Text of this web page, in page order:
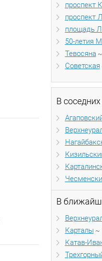
проспект
проспект
площадь
50-летия
Тевосяна
Советская
В
В
Карталы ~
Катав-